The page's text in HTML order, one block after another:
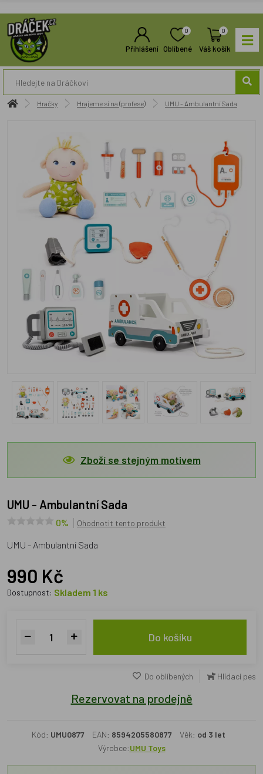
Přihlášení
0
Oblíbené
0
Váš košík
Hračky Hrajeme si na (profese) UMU - Ambulantní Sada
Zboží se stejným motivem
UMU - Ambulantní Sada
0% Ohodnotit tento produkt
UMU - Ambulantní Sada
990 Kč
Dostupnost: Skladem 1 ks
Do košíku
Do oblíbených Hlídací pes
Rezervovat na prodejně
Kód: UMU0877 EAN: 8594205580877 Věk: od 3 let
Výrobce:UMU Toys